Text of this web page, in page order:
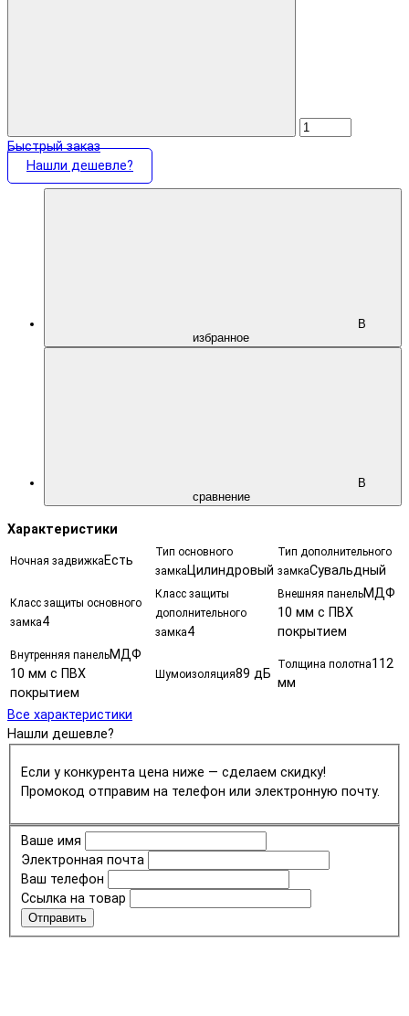
Быстрый заказ
Нашли дешевле?
В
избранное
В
сравнение
Характеристики
Ночная задвижка Есть
Тип основного
замка Цилиндровый
Тип дополнительного
замкаСувальдный
Класс защиты основного
замка4
Класс защиты
дополнительного
замка4
Внешняя панельМДФ
10 мм с ПВХ
покрытием
Внутренняя панельМДФ
10 мм с ПВХ
покрытием
Шумоизоляция89 дБ
Толщина полотна112
мм
Все характеристики
Нашли дешевле?
Если у конкурента цена ниже — сделаем скидку!
Промокод отправим на телефон или электронную почту.
Ваше имя
Электронная почта
Ваш телефон
Ссылка на товар
Отправить